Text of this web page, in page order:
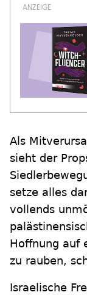
Als
sieht der
setze alles
vollends
Hoffnung auf
zu rauben,
Israelische